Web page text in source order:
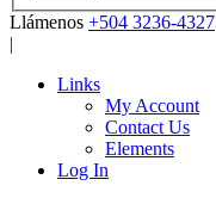
Llámenos +504 3236-4327
|
Links
My Account
Contact Us
Elements
Log In